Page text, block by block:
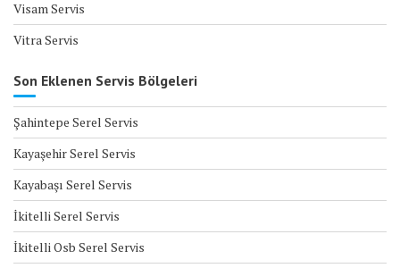
Visam Servis
Vitra Servis
Son Eklenen Servis Bölgeleri
Şahintepe Serel Servis
Kayaşehir Serel Servis
Kayabaşı Serel Servis
İkitelli Serel Servis
İkitelli Osb Serel Servis